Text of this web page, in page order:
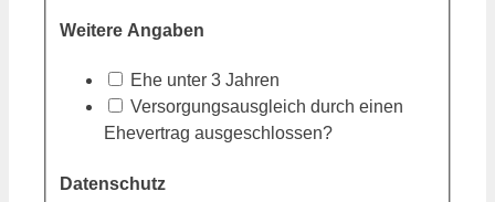
Weitere Angaben
Ehe unter 3 Jahren
Versorgungsausgleich durch einen
Ehevertrag ausgeschlossen?
Datenschutz